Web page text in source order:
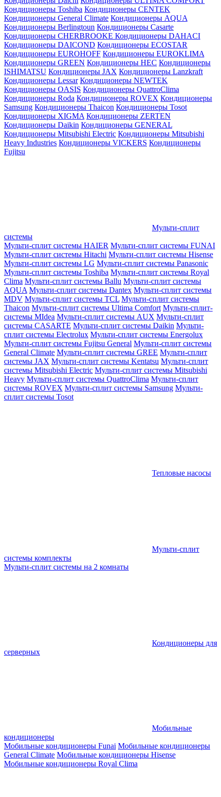
Кондиционеры Toshiba Кондиционеры CENTEK
Кондиционеры General Climate Кондиционеры AQUA
Кондиционеры Berlingtoun Кондиционеры Casarte
Кондиционеры CHERBROOKE Кондиционеры DAHACI
Кондиционеры DAICOND Кондиционеры ECOSTAR
Кондиционеры EUROHOFF Кондиционеры EUROKLIMA
Кондиционеры GREEN Кондиционеры HEC Кондиционеры
ISHIMATSU Кондиционеры JAX Кондиционеры Lanzkraft
Кондиционеры Lessar Кондиционеры NEWTEK
Кондиционеры OASIS Кондиционеры QuattroClima
Кондиционеры Roda Кондиционеры ROVEX Кондиционеры
Samsung Кондиционеры Thaicon Кондиционеры Tosot
Кондиционеры XIGMA Кондиционеры ZERTEN
Кондиционеры Daikin Кондиционеры GENERAL
Кондиционеры Mitsubishi Electric Кондиционеры Mitsubishi
Heavy Industries Кондиционеры VICKERS Кондиционеры
Fujitsu
Мульти-сплит
системы
Мульти-сплит системы HAIER Мульти-сплит системы FUNAI
Мульти-сплит системы Hitachi Мульти-сплит системы Hisense
Мульти-сплит системы LG Мульти-сплит системы Panasonic
Мульти-сплит системы Toshiba Мульти-сплит системы Royal
Clima Мульти-сплит системы Ballu Мульти-сплит системы
AQUA Мульти-сплит системы Dantex Мульти-сплит системы
MDV Мульти-сплит системы TCL Мульти-сплит системы
Thaicon Мульти-сплит системы Ultima Comfort Мульти-сплит-
системы MIdea Мульти-сплит системы AUX Мульти-сплит
системы CASARTE Мульти-сплит системы Daikin Мульти-
сплит системы Electrolux Мульти-сплит системы Energolux
Мульти-сплит системы Fujitsu General Мульти-сплит системы
General Climate Мульти-сплит системы GREE Мульти-сплит
системы JAX Мульти-сплит системы Kentatsu Мульти-сплит
системы Mitsubishi Electric Мульти-сплит системы Mitsubishi
Heavy Мульти-сплит системы QuattroClima Мульти-сплит
системы ROVEX Мульти-сплит системы Samsung Мульти-
сплит системы Tosot
Тепловые насосы
Мульти-сплит
системы комплекты
Мульти-сплит системы на 2 комнаты
Кондиционеры для
серверных
Мобильные
кондиционеры
Мобильные кондиционеры Funai Мобильные кондиционеры
General Climate Мобильные кондиционеры Hisense
Мобильные кондиционеры Royal Clima